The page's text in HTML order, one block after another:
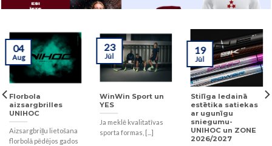
Florbola
aizsargbrilles
UNIHOC
Aizsargbriļļu lietošana
florbolā pēdējos gados
04
Aug
WinWin Sport un
YES
Ja meklē kvalitatīvas
sporta formas, [...]
23
Jūl
Stilīga ledainā
estētika satiekas
ar ugunīgu
sniegumu-
UNIHOC un ZONE
2026/2027
19
Jūl